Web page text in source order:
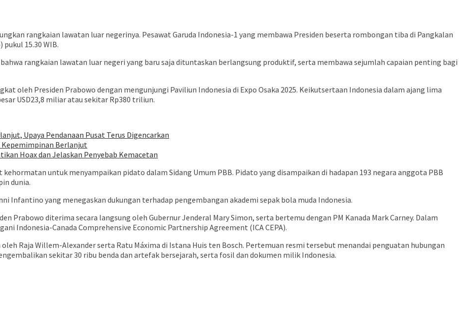
rangkaian lawatan luar negerinya. Pesawat Garuda Indonesia-1 yang membawa Presiden beserta rombongan tiba di Pangkalan
15.30 WIB.
rangkaian lawatan luar negeri yang baru saja dituntaskan berlangsung produktif, serta membawa sejumlah capaian penting bagi
oleh Presiden Prabowo dengan mengunjungi Paviliun Indonesia di Expo Osaka 2025. Keikutsertaan Indonesia dalam ajang lima
USD23,8 miliar atau sekitar Rp380 triliun.
Upaya Pendanaan Pusat Terus Digencarkan
Kepemimpinan Berlanjut
Hoax dan Jelaskan Penyebab Kemacetan
untuk menyampaikan pidato dalam Sidang Umum PBB. Pidato yang disampaikan di hadapan 193 negara anggota PBB
dunia.
Infantino yang menegaskan dukungan terhadap pengembangan akademi sepak bola muda Indonesia.
Prabowo diterima secara langsung oleh Gubernur Jenderal Mary Simon, serta bertemu dengan PM Kanada Mark Carney. Dalam
Indonesia-Canada Comprehensive Economic Partnership Agreement (ICA CEPA).
Raja Willem-Alexander serta Ratu Máxima di Istana Huis ten Bosch. Pertemuan resmi tersebut menandai penguatan hubungan
sekitar 30 ribu benda dan artefak bersejarah, serta fosil dan dokumen milik Indonesia.